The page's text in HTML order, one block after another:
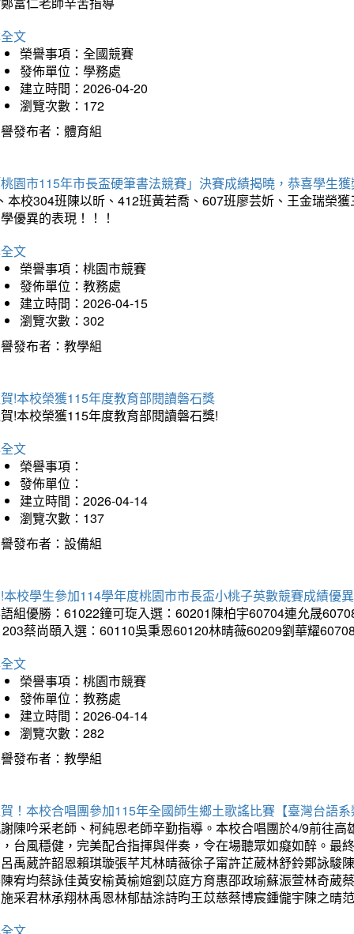
文
榮譽事項：全國競賽
發佈單位：學務處
建立時間：2026-04-20
瀏覽次數：172
發布者：體育組
園市115年市長盃硬筆書法競賽」決賽成績揭曉，恭喜學生
本校304班陳以昕、412班黃若喬、607班廖芸妡、王金瑞榮
優異的表現！！！
文
榮譽事項：桃園市競賽
發佈單位：教務處
建立時間：2026-04-15
瀏覽次數：302
發布者：教學組
!本校榮獲115年度教育部閱讀磐石獎
!本校榮獲115年度教育部閱讀磐石獎!
文
榮譽事項：
發佈單位：
建立時間：2026-04-14
瀏覽次數：137
發布者：設備組
本校學生參加114學年度桃園市市長盃小桃子英數競賽成績優
組優勝：61022鐘可琁入選：60201陳柏宇60704連允晟
蔡尚頤入選：60110吳秉恩60120林晴薇60209劉華耀
文
榮譽事項：桃園市競賽
發佈單位：教務處
建立時間：2026-04-14
瀏覽次數：282
發布者：教學組
！本校合唱團參加115年全國師生鄉土歌謠比賽【臺灣台語
陳吟采老師、柯純恩老師辛勤指導。本校合唱團於4/9前往
台風穩健，完美配合指揮與伴奏，令在場聽眾如癡如醉。最
禹葳許韶恩賴琪璇張芊芃林晴薇徐子甯許芷葳林舒鈴鄭詠駿
宥均蔡詠佳黃安榆黃榆媗劉苡庭方育惠邵政瑜蘇浱萱林奇葳
采君林承翔林禹恩林郁喆涂詩昀王苡慈蔡博宸鍾儱宇陳之晴